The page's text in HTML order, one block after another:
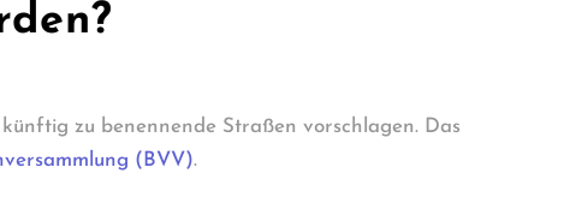
zu benennende Straßen vorschlagen. Das
(BVV).